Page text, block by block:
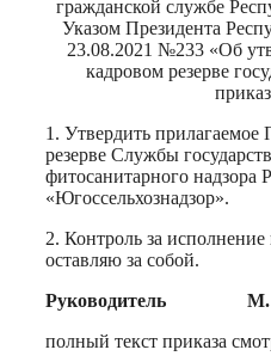
гражданской службе
Указом Президента
23.08.2021 №233 «Об
кадровом резерве
1. Утвердить
резерве Службы
фитосанитарного
«Югоссельхознадзор».
2. Контроль за
оставляю за собой.
Руководитель М. В.
полный текст приказа